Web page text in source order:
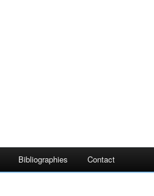
Bibliographies Contact